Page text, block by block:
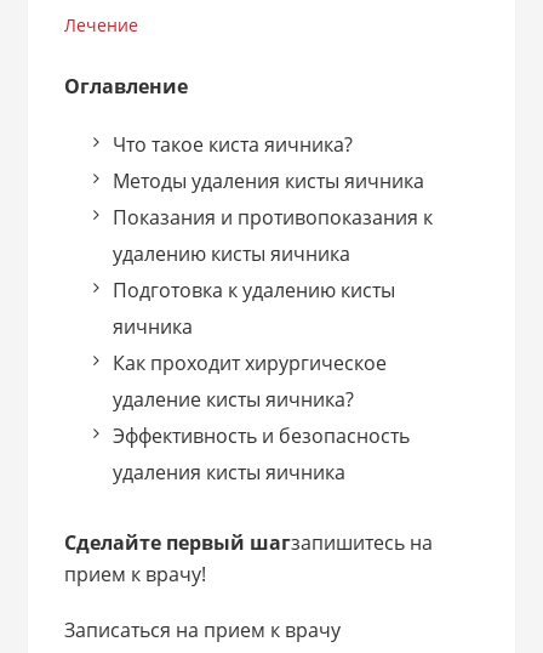
Лечение
Оглавление
Что такое киста яичника?
Методы удаления кисты яичника
Показания и противопоказания к
удалению кисты яичника
Подготовка к удалению кисты
яичника
Как проходит хирургическое
удаление кисты яичника?
Эффективность и безопасность
удаления кисты яичника
Сделайте первый шагзапишитесь на
прием к врачу!
Записаться на прием к врачу